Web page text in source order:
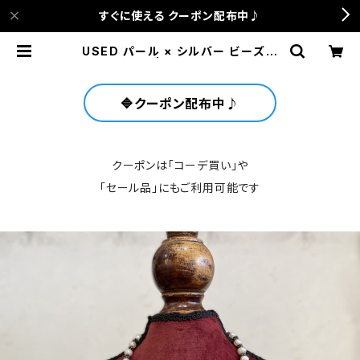
すぐに使える クーポン配布中♪
USED パール × シルバー ビーズネ
🔷クーポン配布中♪
クーポンは「コーデ買い」や
「セール品」にもご利用可能です